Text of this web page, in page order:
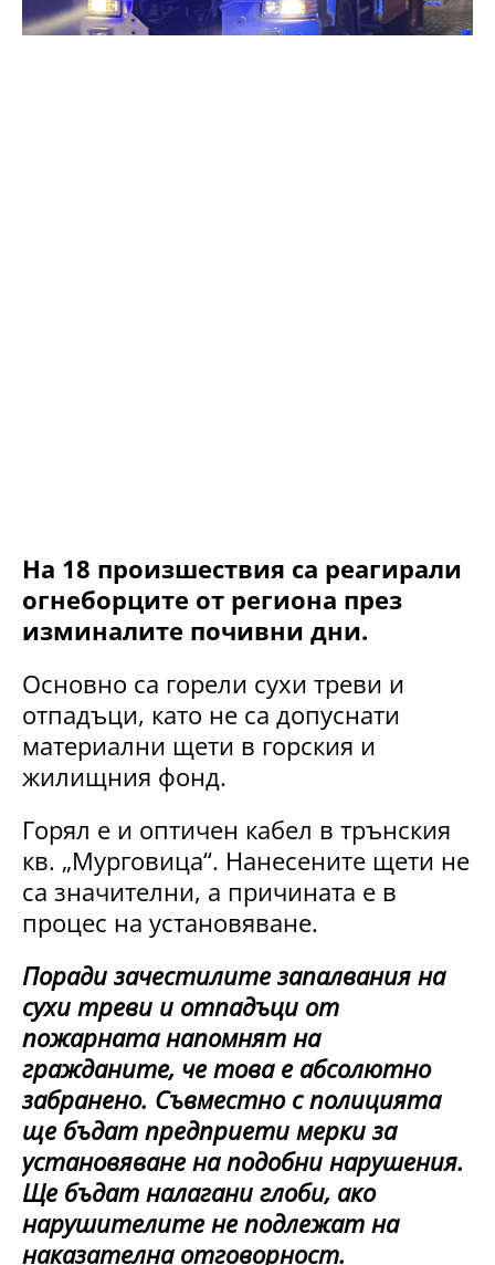
На 18 произшествия са реагирали
огнеборците от региона през
изминалите почивни дни.
Основно са горели сухи треви и
отпадъци, като не са допуснати
материални щети в горския и
жилищния фонд.
Горял е и оптичен кабел в трънския
кв. „Мурговица“. Нанесените щети не
са значителни, а причината е в
процес на установяване.
Поради зачестилите запалвания на
сухи треви и отпадъци от
пожарната напомнят на
гражданите, че това е абсолютно
забранено. Съвместно с полицията
ще бъдат предприети мерки за
установяване на подобни нарушения.
Ще бъдат налагани глоби, ако
нарушителите не подлежат на
наказателна отговорност.